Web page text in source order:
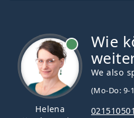
Helena
Wie
We also
(Mo-Do: 9-